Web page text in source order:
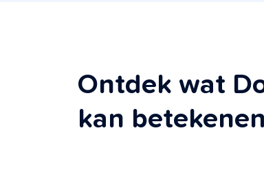
Ontdek wat
kan betekenen